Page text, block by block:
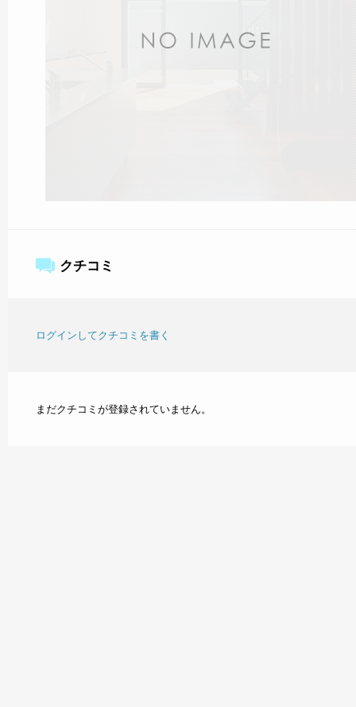
クチコミ
ログインしてクチコミを書く
まだクチコミが登録されていません。